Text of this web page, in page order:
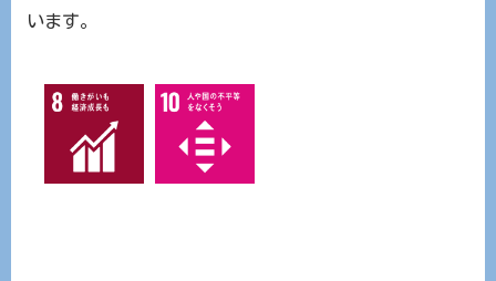
います。